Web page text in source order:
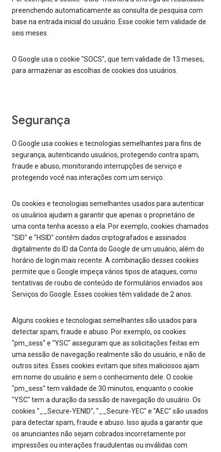
preenchendo automaticamente as consulta de pesquisa com
base na entrada inicial do usuário. Esse cookie tem validade de
seis meses.
O Google usa o cookie "SOCS", que tem validade de 13 meses,
para armazenar as escolhas de cookies dos usuários.
Segurança
O Google usa cookies e tecnologias semelhantes para fins de
segurança, autenticando usuários, protegendo contra spam,
fraude e abuso, monitorando interrupções de serviço e
protegendo você nas interações com um serviço.
Os cookies e tecnologias semelhantes usados para autenticar
os usuários ajudam a garantir que apenas o proprietário de
uma conta tenha acesso a ela. Por exemplo, cookies chamados
"SID" e "HSID" contêm dados criptografados e assinados
digitalmente do ID da Conta do Google de um usuário, além do
horário de login mais recente. A combinação desses cookies
permite que o Google impeça vários tipos de ataques, como
tentativas de roubo de conteúdo de formulários enviados aos
Serviços do Google. Esses cookies têm validade de 2 anos.
Alguns cookies e tecnologias semelhantes são usados para
detectar spam, fraude e abuso. Por exemplo, os cookies
"pm_sess" e "YSC" asseguram que as solicitações feitas em
uma sessão de navegação realmente são do usuário, e não de
outros sites. Esses cookies evitam que sites maliciosos ajam
em nome do usuário e sem o conhecimento dele. O cookie
"pm_sess" tem validade de 30 minutos, enquanto o cookie
"YSC" tem a duração da sessão de navegação do usuário. Os
cookies "__Secure-YENID", "__Secure-YEC" e "AEC" são usados
para detectar spam, fraude e abuso. Isso ajuda a garantir que
os anunciantes não sejam cobrados incorretamente por
impressões ou interações fraudulentas ou inválidas com